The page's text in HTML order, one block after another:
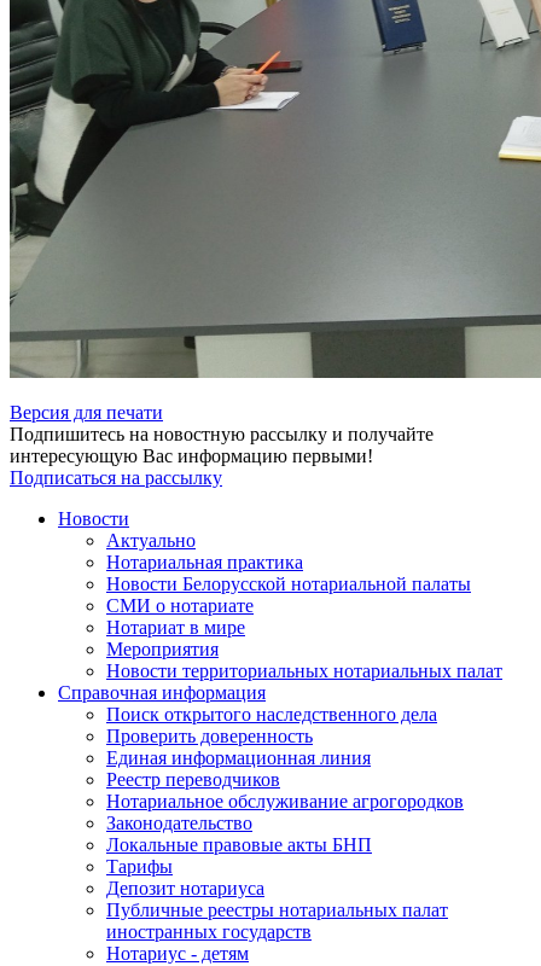
Версия для печати
Подпишитесь на новостную рассылку и получайте
интересующую Вас информацию первыми!
Подписаться на рассылку
Новости
Актуально
Нотариальная практика
Новости Белорусской нотариальной палаты
СМИ о нотариате
Нотариат в мире
Мероприятия
Новости территориальных нотариальных палат
Справочная информация
Поиск открытого наследственного дела
Проверить доверенность
Единая информационная линия
Реестр переводчиков
Нотариальное обслуживание агрогородков
Законодательство
Локальные правовые акты БНП
Тарифы
Депозит нотариуса
Публичные реестры нотариальных палат
иностранных государств
Нотариус - детям